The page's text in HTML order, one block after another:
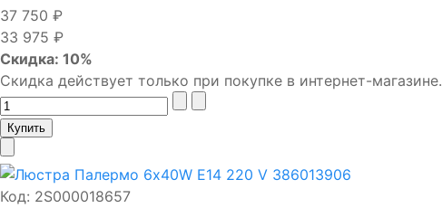
37 750 ₽
33 975 ₽
Скидка: 10%
Скидка действует только при покупке в интернет-магазине.
Код: 2S000018657